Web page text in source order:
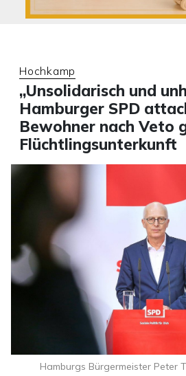
Hochkamp
„Unsolidarisch und
Hamburger SPD
Bewohner nach Veto
Flüchtlingsunterkunft
Hamburgs Bürgermeister Peter